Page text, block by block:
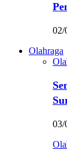
02/
Olahraga
03/